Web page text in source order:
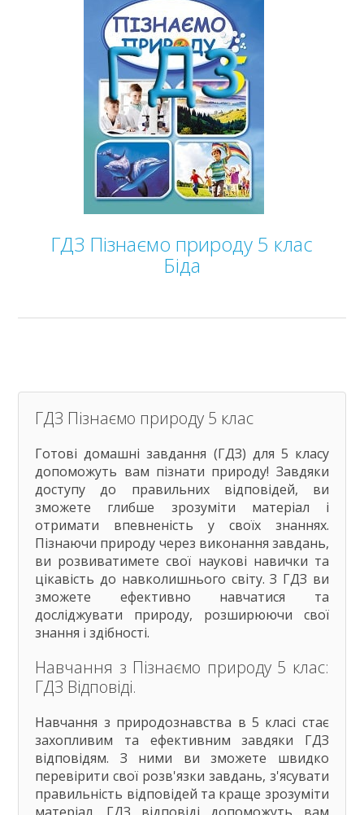
ГДЗ Пізнаємо природу 5 клас
Біда
ГДЗ Пізнаємо природу 5 клас
Готові домашні завдання (ГДЗ) для 5 класу
допоможуть вам пізнати природу! Завдяки
доступу до правильних відповідей, ви
зможете глибше зрозуміти матеріал і
отримати впевненість у своїх знаннях.
Пізнаючи природу через виконання завдань,
ви розвиватимете свої наукові навички та
цікавість до навколишнього світу. З ГДЗ ви
зможете ефективно навчатися та
досліджувати природу, розширюючи свої
знання і здібності.
Навчання з Пізнаємо природу 5 клас:
ГДЗ Відповіді.
Навчання з природознавства в 5 класі стає
захопливим та ефективним завдяки ГДЗ
відповідям. З ними ви зможете швидко
перевірити свої розв'язки завдань, з'ясувати
правильність відповідей та краще зрозуміти